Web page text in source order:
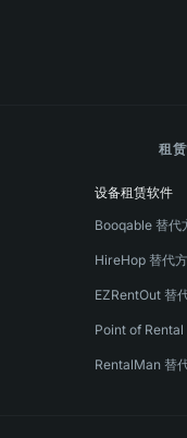
租
设备租赁软件
Booqable 替代
HireHop 替代
EZRentOut 替
Point of Rental
RentalMan 替